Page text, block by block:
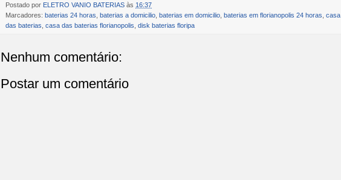
b
o
o
t
e
s
A
p
e
r
e
e
Postado por ELETRO VANIO BATERIAS às 16:37
Marcadores: baterias 24 horas baterias a domicilio baterias em domicilio baterias em florianopolis 24 horas casa
das baterias casa das baterias florianopolis disk baterias floripa
Nenhum comentário:
Postar um comentário